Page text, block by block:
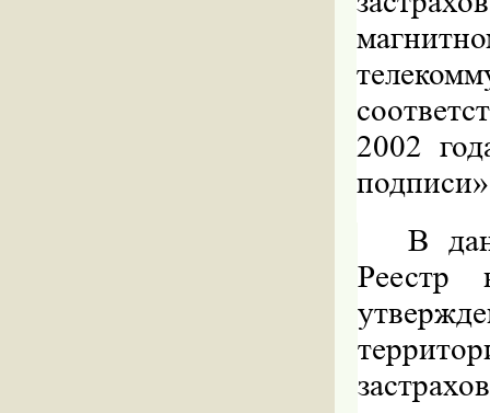
2002
В
Реестр